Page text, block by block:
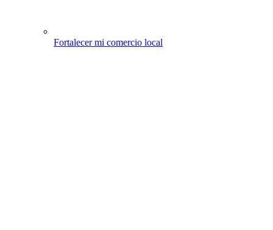
Fortalecer mi comercio local